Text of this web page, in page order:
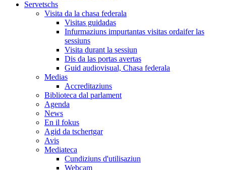
Servetschs
Visita da la chasa federala
Visitas guidadas
Infurmaziuns impurtantas visitas ordaifer las
sessiuns
Visita durant la sessiun
Dis da las portas avertas
Guid audiovisual, Chasa federala
Medias
Accreditaziuns
Biblioteca dal parlament
Agenda
News
En il fokus
Agid da tschertgar
Avis
Mediateca
Cundiziuns d'utilisaziun
Webcam